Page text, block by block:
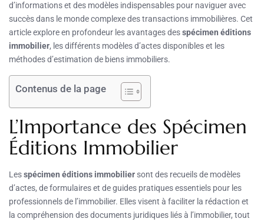
d’informations et des modèles indispensables pour naviguer avec
succès dans le monde complexe des transactions immobilières. Cet
article explore en profondeur les avantages desspécimen éditions
immobilier, les différents modèles d’actes disponibles et les
méthodes d’estimation de biens immobiliers.
Contenus de la page
L’Importance des Spécimen
Éditions Immobilier
Lesspécimen éditions immobilier sont des recueils de modèles
d’actes, de formulaires et de guides pratiques essentiels pour les
professionnels de l’immobilier. Elles visent à faciliter la rédaction et
la compréhension des documents juridiques liés à l’immobilier, tout